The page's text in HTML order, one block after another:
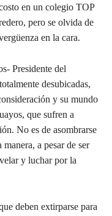
en un colegio TOP
pero se olvida de
en la cara.
Presidente del
desubicadas,
y su mundo
que sufren a
No es de asombrarse
a pesar de ser
y luchar por la
deben extirparse para